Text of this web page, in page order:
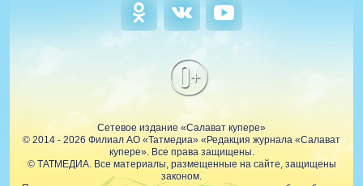
0+
Сетевое издание «Салават купере»
© 2014 - 2026 Филиал АО «Татмедиа» «Редакция журнала «Салават
купере». Все права защищены.
© ТАТМЕДИА. Все материалы, размещенные на сайте, защищены
законом.